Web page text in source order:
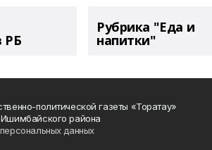
РБ
Рубрика "Еда и
напитки"
политической газеты «Торатау»
района
данных